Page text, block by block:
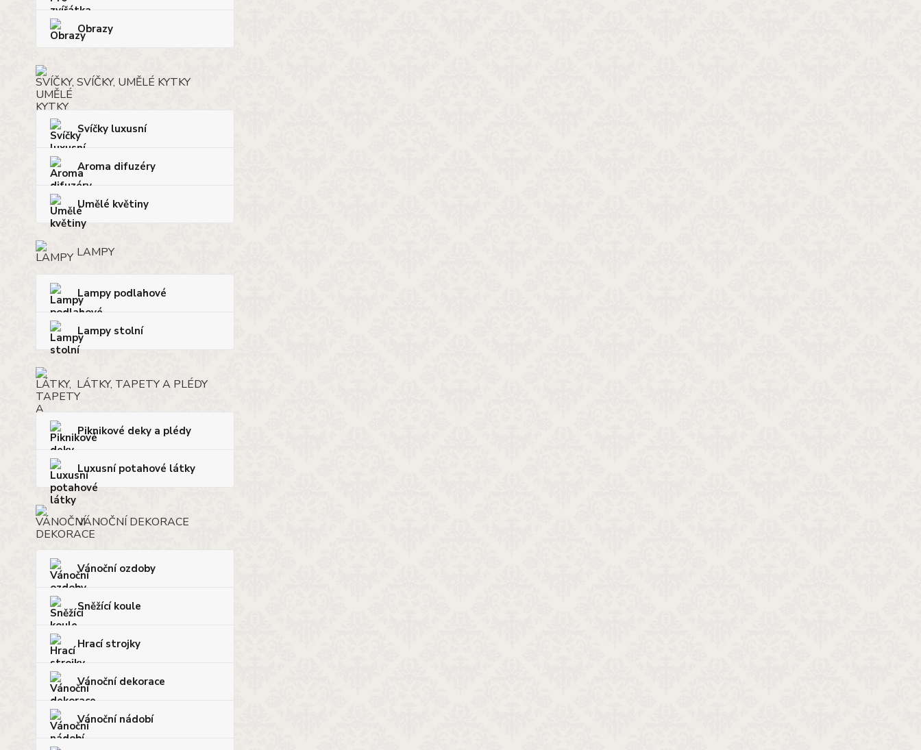
Obrazy
SVÍČKY, UMĚLÉ KYTKY
Svíčky luxusní
Aroma difuzéry
Umělé květiny
LAMPY
Lampy podlahové
Lampy stolní
LÁTKY, TAPETY A PLÉDY
Piknikové deky a plédy
Luxusní potahové látky
VÁNOČNÍ DEKORACE
Vánoční ozdoby
Sněžící koule
Hrací strojky
Vánoční dekorace
Vánoční nádobí